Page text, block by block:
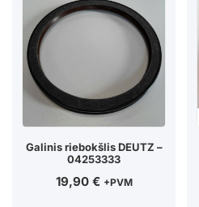
Galinis riebokšlis DEUTZ –
04253333
19,90 € +PVM